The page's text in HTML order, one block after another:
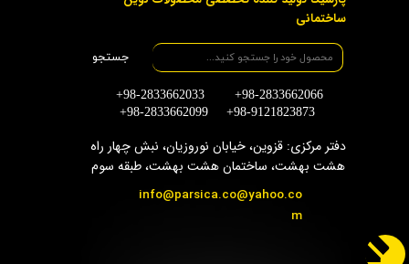
ساختمانی
دفتر مرکزی: قزوین، خیابان نوروزیان، نبش چهار راه
هشت بهشت، ساختمان هشت بهشت، طبقه سوم
+98-2833662033 +98-2833662066
+98-2833662099 +98-9121823873
info@parsica.co@yahoo.co
m
جستجو